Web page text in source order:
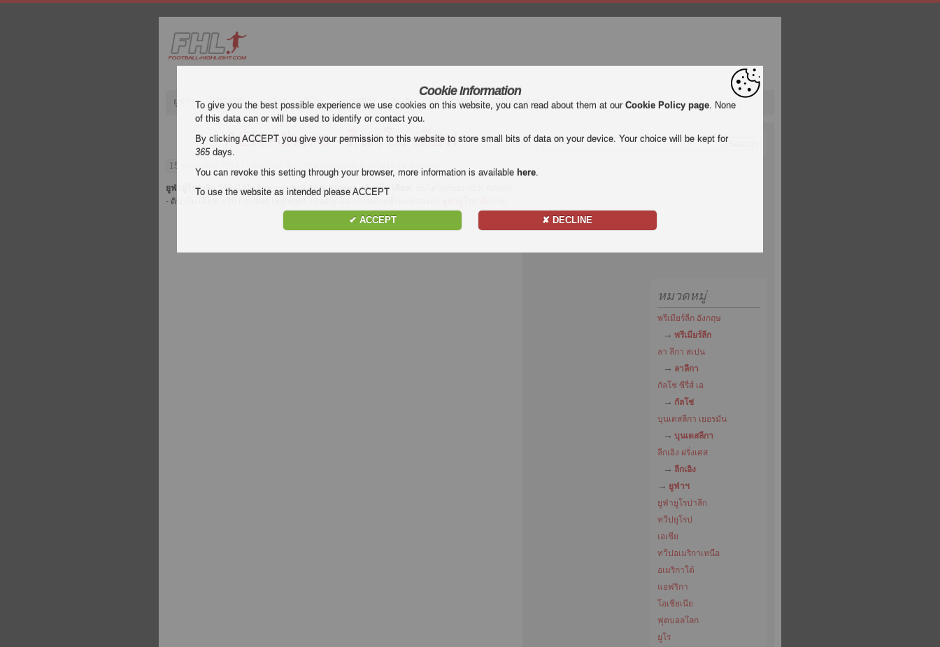
ยูฟ่าฯ พรีเมียร์ลีก ลาลีกา กัลโช่ บุนเดสลีกา ลีกเอิง ยูฟ่ายูโรปาลีก 2022 กาต้าร์
AEK Athens - ดินาโม เคียฟ
15 กุมภาพันธ์ 2018 | ยูฟ่ายูโรปาลีก | AEK Athens vs ดินาโม เคียฟ สรุปภาพ
ยูฟ่ายูโรปาลีกวิดีโอไฮไลท์ของการจับคู่AEK Athens - ดินาโม เคียฟ
- ดินาโม เคียฟ ฟรีที่ Football Highlight. เน้นสนุกและเป้าหมายทั้งหมดของทุก
หมวดหมู่
พรีเมียร์ลีก อังกฤษ
พรีเมียร์ลีก
ลา ลีกา สเปน
ลาลีกา
กัลโช่ ซีรี่ส์ เอ
กัลโช่
บุนเดสลีกา เยอรมัน
บุนเดสลีกา
ลีกเอิง ฝรั่งเศส
ลีกเอิง
ยูฟ่าฯ
ยูฟ่ายูโรปาลีก
ทวีปยุโรป
เอเชีย
ทวีปอเมริกาเหนือ
อเมริกาใต้
แอฟริกา
โอเชียเนีย
ฟุตบอลโลก
ยูโร
Cookie Information
To give you the best possible experience we use cookies on this website, you can read about them at our Cookie Policy page. None
of this data can or will be used to identify or contact you.
By clicking ACCEPT you give your permission to this website to store small bits of data on your device. Your choice will be kept for
365days.
You can revoke this setting through your browser, more information is available here.
To use the website as intended please ACCEPT
✔ ACCEPT ✘ DECLINE